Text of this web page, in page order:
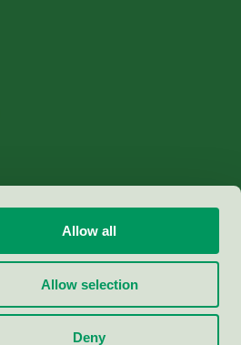
Allow all
Allow selection
Deny